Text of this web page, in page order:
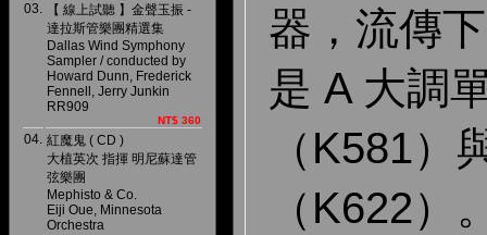
03.
【 線上試聽 】金聲玉振 -
達拉斯管樂團精選集
Dallas Wind Symphony
Sampler / conducted by
Howard Dunn, Frederick
Fennell, Jerry Junkin
RR909
NT$ 360
04. 紅魔鬼 ( CD )
大植英次 指揮 明尼蘇達管
弦樂團
Mephisto & Co.
Eiji Oue, Minnesota
Orchestra
器，流傳
是 A 大調
（K581）
（K622）